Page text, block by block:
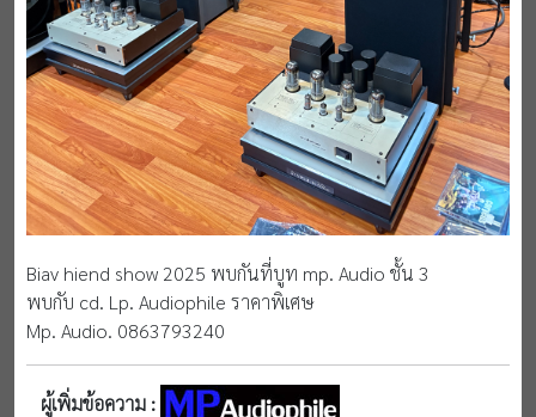
Biav hiend show 2025 พบกันที่บูท mp. Audio ชั้น 3
พบกับ cd. Lp. Audiophile ราคาพิเศษ
Mp. Audio. 0863793240
ผู้เพิ่มข้อความ :